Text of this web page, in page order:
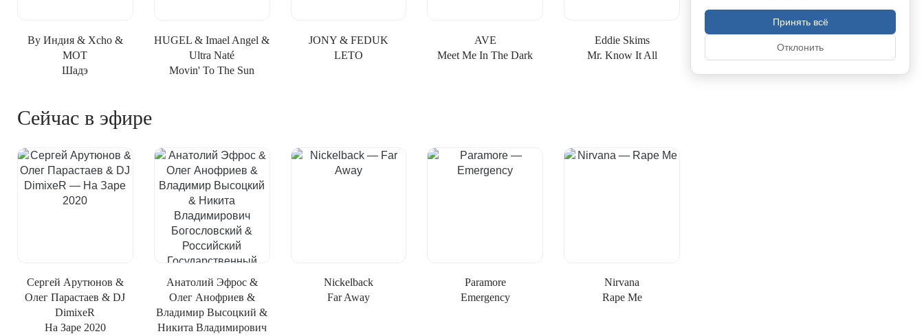
By Индия & Xcho &
MOT
Шадэ
HUGEL & Imael Angel &
Ultra Naté
Movin' To The Sun
JONY & FEDUK
LETO
AVE
Meet Me In The Dark
Eddie Skims
Mr. Know It All
Сейчас в эфире
Сергей Арутюнов &
Олег Парастаев & DJ
DimixeR
На Заре 2020
Анатолий Эфрос &
Олег Анофриев &
Владимир Высоцкий &
Никита Владимирович
Nickelback
Far Away
Paramore
Emergency
Nirvana
Rape Me
Принять всё
Отклонить